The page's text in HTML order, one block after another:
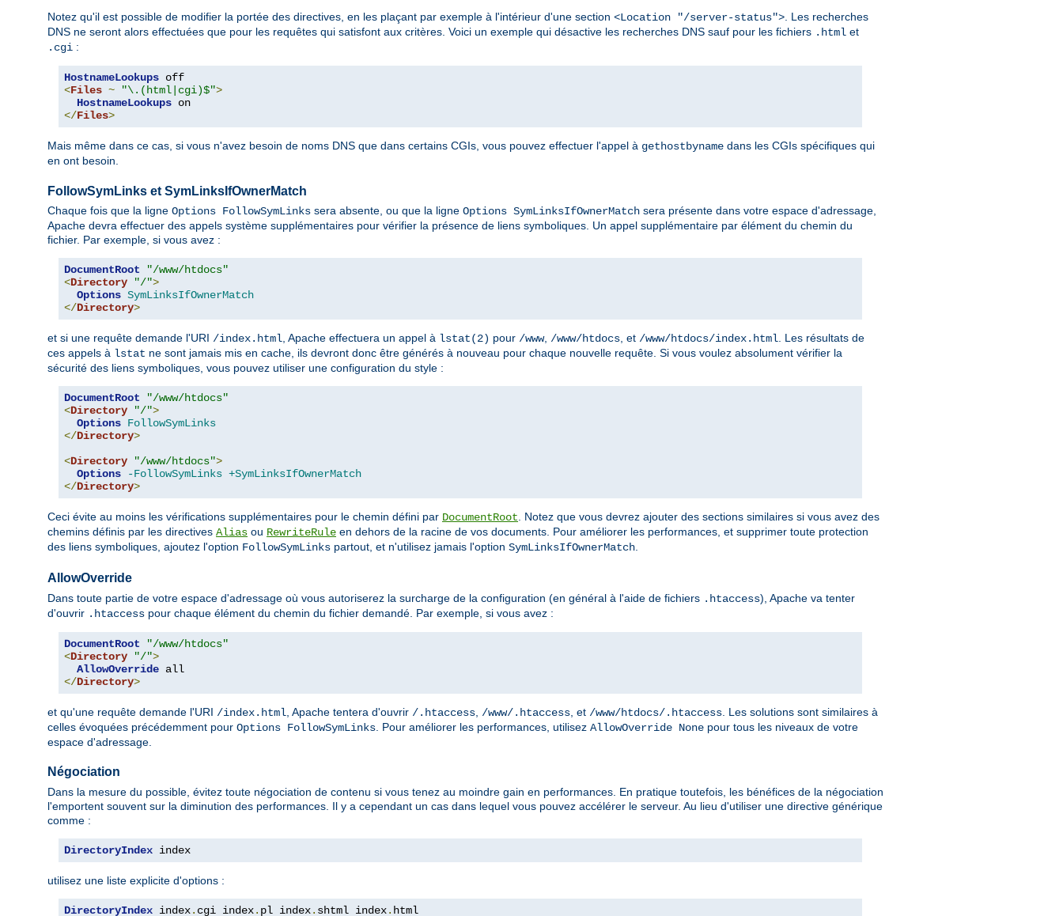
Notez qu'il est possible de modifier la portée des directives, en les plaçant par exemple à l'intérieur d'une section <Location "/server-status">. Les recherches
DNS ne seront alors effectuées que pour les requêtes qui satisfont aux critères. Voici un exemple qui désactive les recherches DNS sauf pour les fichiers .html et
.cgi :
HostnameLookups
<Files ~ "\.(html|cgi)$">
HostnameLookups
</Files>
Mais même dans ce cas, si vous n'avez besoin de noms DNS que dans certains CGIs, vous pouvez effectuer l'appel à gethostbyname dans les CGIs spécifiques qui
en ont besoin.
FollowSymLinks et SymLinksIfOwnerMatch
Chaque fois que la ligne Options FollowSymLinks sera absente, ou que la ligne Options SymLinksIfOwnerMatch sera présente dans votre espace d'adressage,
Apache devra effectuer des appels système supplémentaires pour vérifier la présence de liens symboliques. Un appel supplémentaire par élément du chemin du
fichier. Par exemple, si vous avez :
DocumentRoot
"/www/htdocs"
<Directory "/">
Options SymLinksIfOwnerMatch
</Directory>
et si une requête demande l'URI /index.html, Apache effectuera un appel à lstat(2) pour /www, /www/htdocs, et /www/htdocs/index.html. Les résultats de
ces appels à lstat ne sont jamais mis en cache, ils devront donc être générés à nouveau pour chaque nouvelle requête. Si vous voulez absolument vérifier la
sécurité des liens symboliques, vous pouvez utiliser une configuration du style :
DocumentRoot
"/www/htdocs"
<Directory "/">
Options FollowSymLinks
</Directory>
<Directory "/www/htdocs">
Options
-FollowSymLinks +SymLinksIfOwnerMatch
</Directory>
Ceci évite au moins les vérifications supplémentaires pour le chemin défini par DocumentRoot. Notez que vous devrez ajouter des sections similaires si vous avez des
chemins définis par les directives Alias ou RewriteRule en dehors de la racine de vos documents. Pour améliorer les performances, et supprimer toute protection
des liens symboliques, ajoutez l'option FollowSymLinks partout, et n'utilisez jamais l'option SymLinksIfOwnerMatch.
AllowOverride
Dans toute partie de votre espace d'adressage où vous autoriserez la surcharge de la configuration (en général à l'aide de fichiers .htaccess), Apache va tenter
d'ouvrir .htaccess pour chaque élément du chemin du fichier demandé. Par exemple, si vous avez :
DocumentRoot
"/www/htdocs"
<Directory "/">
AllowOverride
</Directory>
et qu'une requête demande l'URI /index.html , Apache tentera d'ouvrir /.htaccess /www/.htaccess , et /www/htdocs/.htaccess . Les solutions sont similaires à
celles évoquées précédemment pour Options FollowSymLinks . Pour améliorer les performances, utilisez AllowOverride None pour tous les niveaux de votre
espace d'adressage.
Négociation
Dans la mesure du possible, évitez toute négociation de contenu si vous tenez au moindre gain en performances. En pratique toutefois, les bénéfices de la négociation
l'emportent souvent sur la diminution des performances. Il y a cependant un cas dans lequel vous pouvez accélérer le serveur. Au lieu d'utiliser une directive générique
comme :
DirectoryIndex index
utilisez une liste explicite d'options :
DirectoryIndex index. cgi index. pl index. shtml index. html